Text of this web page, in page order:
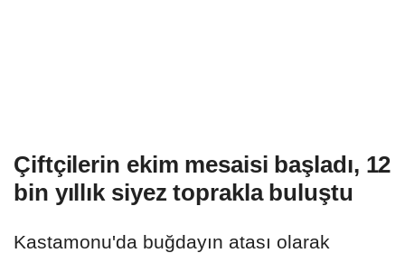
Çiftçilerin ekim mesaisi başladı, 12
bin yıllık siyez toprakla buluştu
Kastamonu'da buğdayın atası olarak